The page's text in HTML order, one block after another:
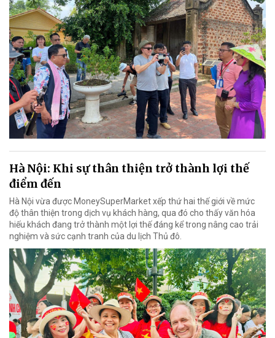
Hà Nội: Khi sự thân thiện trở thành lợi thế
điểm đến
Hà Nội vừa được MoneySuperMarket xếp thứ hai thế giới về mức
độ thân thiện trong dịch vụ khách hàng, qua đó cho thấy văn hóa
hiếu khách đang trở thành một lợi thế đáng kể trong nâng cao trải
nghiệm và sức cạnh tranh của du lịch Thủ đô.